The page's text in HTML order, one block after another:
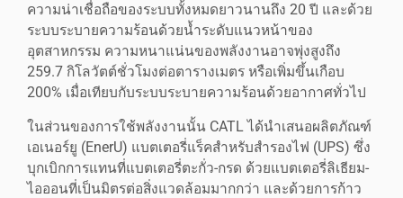
ความน่าเชื่อถือของระบบทั้งหมดยาวนานถึง 20 ปี และด้วย
ระบบระบายความร้อนด้วยน้ำระดับแนวหน้าของ
อุตสาหกรรม ความหนาแน่นของพลังงานอาจพุ่งสูงถึง
259.7 กิโลวัตต์ชั่วโมงต่อตารางเมตร หรือเพิ่มขึ้นเกือบ
200% เมื่อเทียบกับระบบระบายความร้อนด้วยอากาศทั่วไป
ในส่วนของการใช้พลังงานนั้น CATL ได้นำเสนอผลิตภัณฑ์
เอเนอร์ยู (EnerU) แบตเตอรี่แร็คสำหรับสำรองไฟ (UPS) ซึ่ง
บุกเบิกการแทนที่แบตเตอรี่ตะกั่ว-กรด ด้วยแบตเตอรี่ลิเธียม-
ไอออนที่เป็นมิตรต่อสิ่งแวดล้อมมากกว่า และด้วยการก้าว